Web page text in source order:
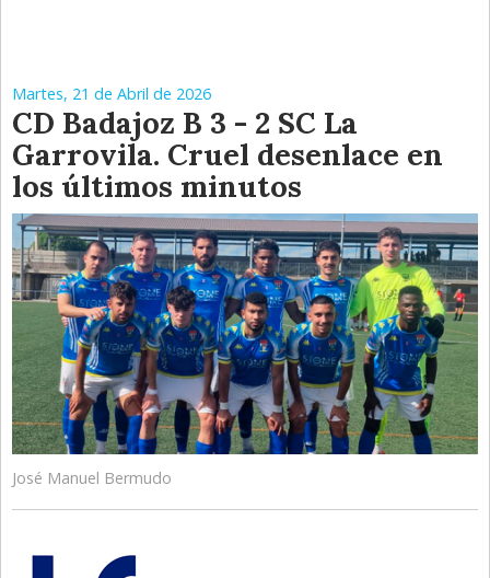
Martes, 21 de Abril de 2026
CD Badajoz B 3 - 2 SC La
Garrovila. Cruel desenlace en
los últimos minutos
José Manuel Bermudo